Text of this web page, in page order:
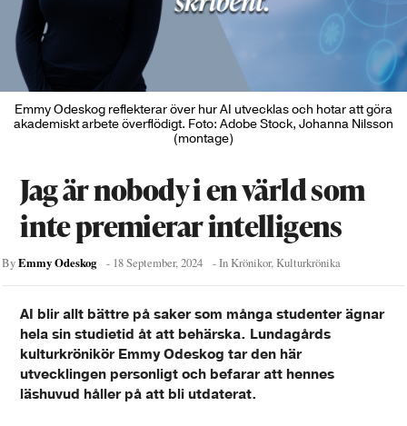
Emmy Odeskog reflekterar över hur AI utvecklas och hotar att göra
akademiskt arbete överflödigt. Foto: Adobe Stock, Johanna Nilsson
(montage)
Jag är nobody i en värld som
inte premierar intelligens
ByEmmy Odeskog - 18 September, 2024 - In Krönikor, Kulturkrönika
AI blir allt bättre på saker som många studenter ägnar
hela sin studietid åt att behärska. Lundagårds
kulturkrönikör Emmy Odeskog tar den här
utvecklingen personligt och befarar att hennes
läshuvud håller på att bli utdaterat.